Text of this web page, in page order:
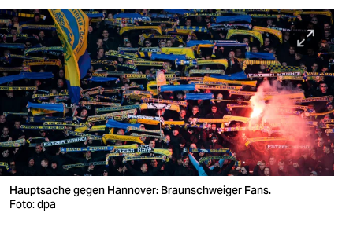
sport
berlin
nord
wahrheit
verlag
verlag
Hauptsache gegen Hannover: Braunschweiger Fans.
Foto: dpa